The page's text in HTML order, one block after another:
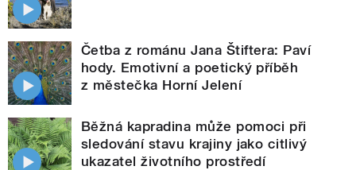
Četba z románu Jana Štiftera: Paví
hody. Emotivní a poetický příběh
z městečka Horní Jelení
Běžná kapradina může pomoci při
sledování stavu krajiny jako citlivý
ukazatel životního prostředí